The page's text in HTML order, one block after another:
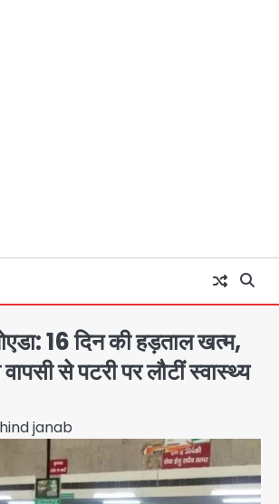
16 दिन की हड़ताल खत्म,
वापसी से पटरी पर लौटीं स्वास्थ्य
janab